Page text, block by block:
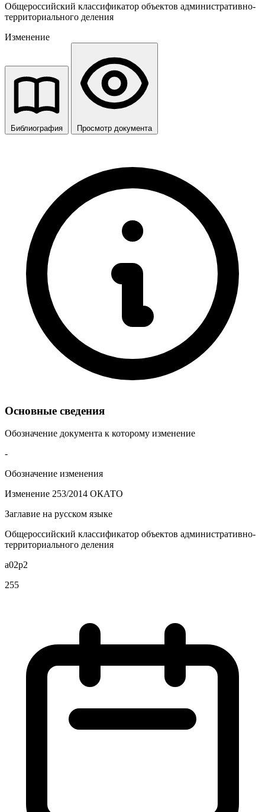
Общероссийский классификатор объектов административно-
территориального деления
Изменение
Библиография Просмотр документа
Основные сведения
Обозначение документа к которому изменение
-
Обозначение изменения
Изменение 253/2014 ОКАТО
Заглавие на русском языке
Общероссийский классификатор объектов административно-
территориального деления
a02p2
255